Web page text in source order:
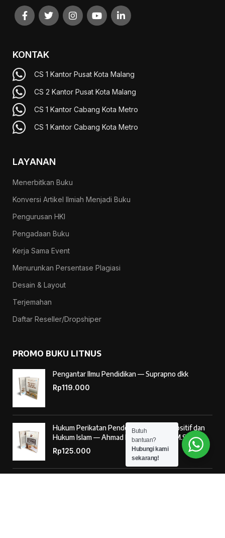
KONTAK
CS 1 Kantor Pusat Kota Malang
CS 2 Kantor Pusat Kota Malang
CS 1 Kantor Cabang Kota Metro
CS 1 Kantor Cabang Kota Metro
LAYANAN
Menerbitkan Buku
Konversi Artikel Ilmiah Menjadi Buku
Pengurusan HKI
Pengadaan Buku
Kerja Sama Event
Menurunkan Persentase Plagiasi
Desain & Layout
Terjemahan
Daftar Reseller/Dropshiper
PROMO BUKU LITNUS
Pengantar Ilmu Pendidikan — Suprapno dkk
Rp119.000
Hukum Perikatan Pendekatan Hukum Positif dan
Hukum Islam — Ahmad Musadad, S.H.I., M.S.I.
Rp125.000
Butuh
bantuan?
Hubungi kami
sekarang!